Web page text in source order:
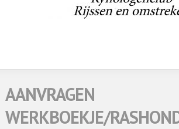
AANVRAGEN
WERKBOEKJE/